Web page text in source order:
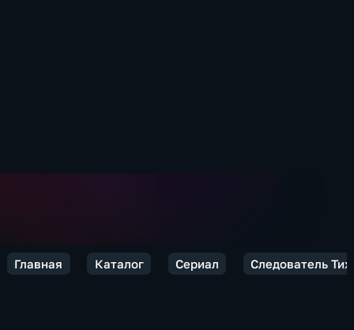
Главная Каталог Сериал Следователь